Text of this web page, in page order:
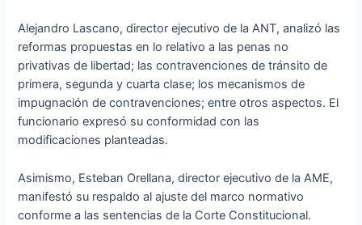
Alejandro Lascano, director ejecutivo de la ANT, analizó las
reformas propuestas en lo relativo a las penas no
privativas de libertad; las contravenciones de tránsito de
primera, segunda y cuarta clase; los mecanismos de
impugnación de contravenciones; entre otros aspectos. El
funcionario expresó su conformidad con las
modificaciones planteadas.
Asimismo, Esteban Orellana, director ejecutivo de la AME,
manifestó su respaldo al ajuste del marco normativo
conforme a las sentencias de la Corte Constitucional.